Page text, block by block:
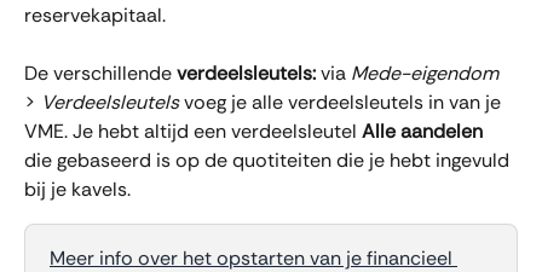
reservekapitaal.
De verschillende verdeelsleutels: via Mede-eigendom
> Verdeelsleutels voeg je alle verdeelsleutels in van je
VME. Je hebt altijd een verdeelsleutel Alle aandelen
die gebaseerd is op de quotiteiten die je hebt ingevuld
bij je kavels.
Meer info over het opstarten van je financieel